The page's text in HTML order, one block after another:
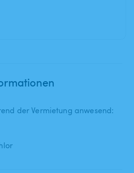
der Vermietung anwesend: